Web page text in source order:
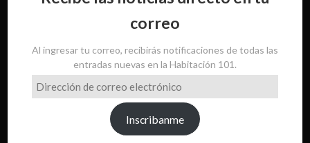
correo
Al ingresar tu correo, recibirás notificaciones de todas las
entradas nuevas en la Habitación 101.
Dirección
de
Inscribanme